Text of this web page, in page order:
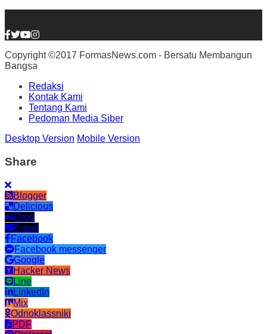
Copyright ©2017 FormasNews.com - Bersatu Membangun
Bangsa
Redaksi
Kontak Kami
Tentang Kami
Pedoman Media Siber
Desktop Version Mobile Version
Share
Blogger
Delicious
Digg
Email
Facebook
Facebook messenger
Google
Hacker News
Line
LinkedIn
Mix
Odnoklassniki
PDF